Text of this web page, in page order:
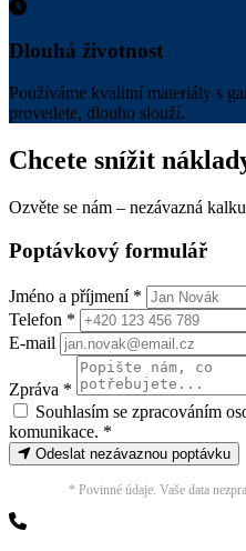
Dlouhá životnost
Používáme kvalitní materiály s
provedete, dlouho slouží.
Chcete snížit
Ozvěte se nám – nezávazná
Poptávkový formulář
Jméno a příjmení *
Telefon *
E-mail
Zpráva *
Souhlasím se zpracováním
komunikace. *
Odeslat nezávaznou poptávku
* Povinné údaje. Vaše data